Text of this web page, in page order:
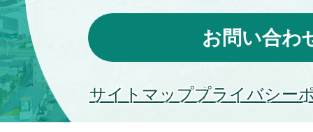
お問い合わ
サイトマッププライバシー